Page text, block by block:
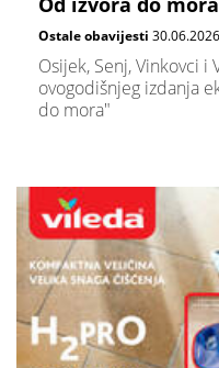
Ostale obavijesti 30.06.2026
Osijek, Senj, Vinkovci
ovogodišnjeg izdanja
do mora"